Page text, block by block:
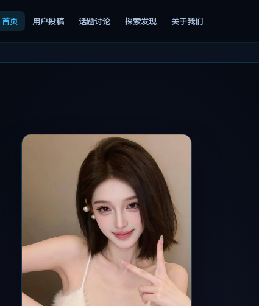
首页 用户投稿 话题讨论 探索发现 关于我们